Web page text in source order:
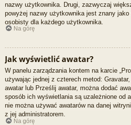
nazwy użytkownika. Drugi, zazwyczaj
powyżej nazwy użytkownika jest znany
osobisty dla każdego użytkownika.
Na górę
Jak wyświetlić awatar?
W panelu zarządzania kontem na karcie
używając jednej z czterech metod:
awatar lub Prześlij awatar, można dodać
sposób ich wyświetlania są uzależnione od
nie można używać awatarów na danej
z jej administratorem.
Na górę